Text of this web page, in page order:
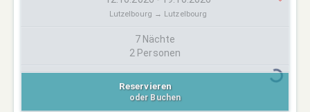
Lutzelbourg → Lutzelbourg
7 Nächte
2 Personen
Reservieren
oder Buchen